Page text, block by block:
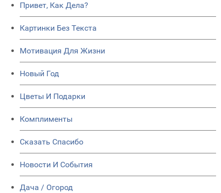
Привет, Как Дела?
Картинки Без Текста
Мотивация Для Жизни
Новый Год
Цветы И Подарки
Комплименты
Сказать Спасибо
Новости И События
Дача / Огород